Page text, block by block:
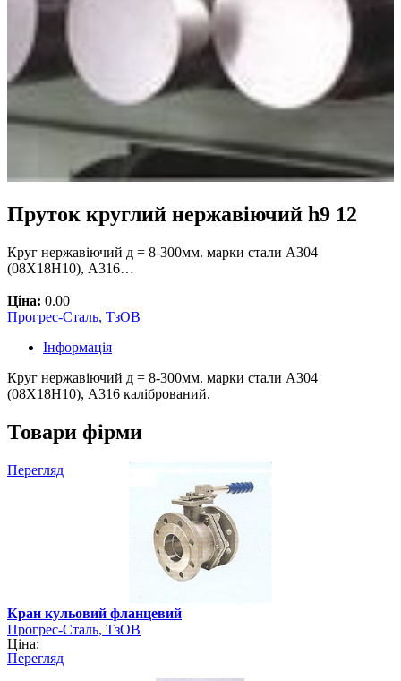
Пруток круглий нержавіючий h9 12
Круг нержавіючий д = 8-300мм. марки стали А304
(08Х18Н10), А316…
Ціна: 0.00
Прогрес-Сталь, ТзОВ
Інформація
Круг нержавіючий д = 8-300мм. марки стали А304
(08Х18Н10), А316 калібрований.
Товари фірми
Перегляд
Кран кульовий фланцевий
Прогрес-Сталь, ТзОВ
Ціна:
Перегляд